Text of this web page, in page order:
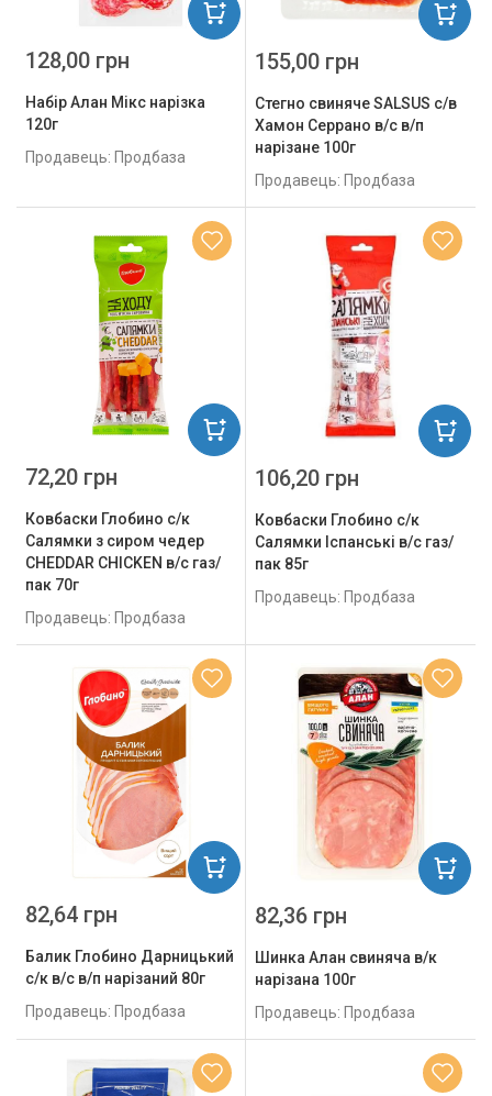
Набір Алан Мікс нарізка
120г
Продавець: Продбаза
128,00 грн
Стегно свиняче SALSUS с/в
Хамон Серрано в/с в/п
нарізане 100г
Продавець: Продбаза
155,00 грн
Ковбаски Глобино с/к
Салямки з сиром чедер
CHEDDAR CHICKEN в/с газ/
пак 70г
Продавець: Продбаза
72,20 грн
Ковбаски Глобино с/к
Салямки Іспанські в/с газ/
пак 85г
Продавець: Продбаза
106,20 грн
Балик Глобино Дарницький
с/к в/с в/п нарізаний 80г
Продавець: Продбаза
82,64 грн
Шинка Алан свиняча в/к
нарізана 100г
Продавець: Продбаза
82,36 грн